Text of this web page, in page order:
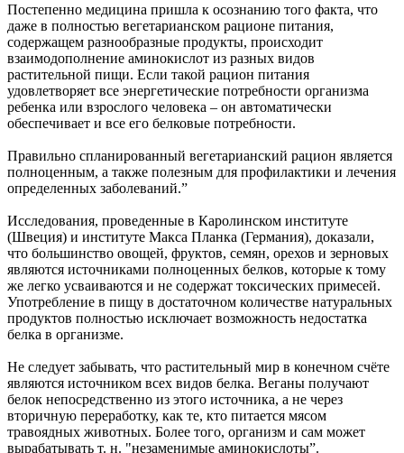
Постепенно медицина пришла к осознанию того факта, что
даже в полностью вегетарианском рационе питания,
содержащем разнообразные продукты, происходит
взаимодополнение аминокислот из разных видов
растительной пищи. Если такой рацион питания
удовлетворяет все энергетические потребности организма
ребенка или взрослого человека – он автоматически
обеспечивает и все его белковые потребности.
Правильно спланированный вегетарианский рацион является
полноценным, а также полезным для профилактики и лечения
определенных заболеваний.”
Исследования, проведенные в Каролинском институте
(Швеция) и институте Макса Планка (Германия), доказали,
что большинство овощей, фруктов, семян, орехов и зерновых
являются источниками полноценных белков, которые к тому
же легко усваиваются и не содержат токсических примесей.
Употребление в пищу в достаточном количестве натуральных
продуктов полностью исключает возможность недостатка
белка в организме.
Не следует забывать, что растительный мир в конечном счёте
являются источником всех видов белка. Веганы получают
белок непосредственно из этого источника, а не через
вторичную переработку, как те, кто питается мясом
травоядных животных. Более того, организм и сам может
вырабатывать т. н. "незаменимые аминокислоты”.